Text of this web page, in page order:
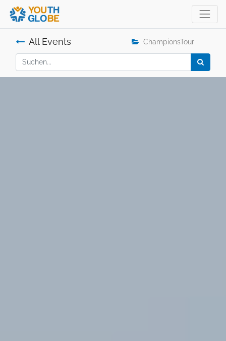
All Events ChampionsTour